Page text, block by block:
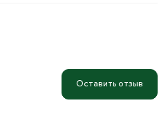
Оставить отзыв